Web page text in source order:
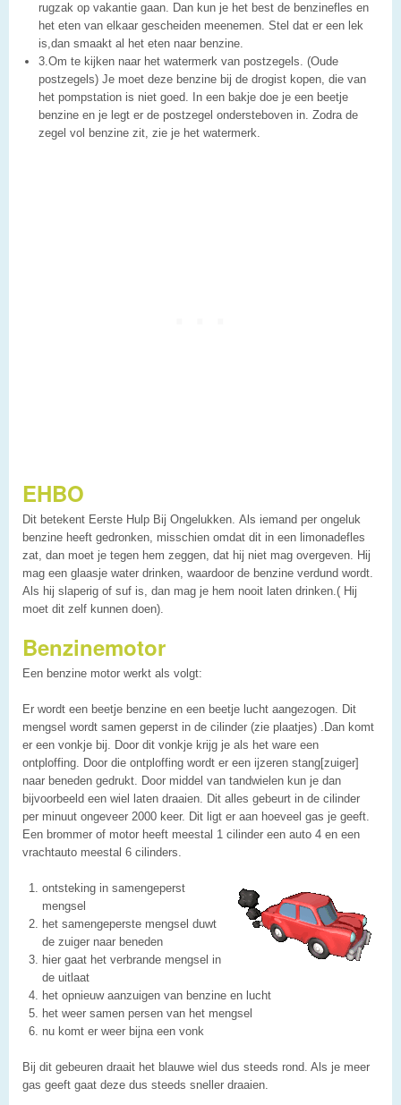
rugzak op vakantie gaan. Dan kun je het best de benzinefles en
het eten van elkaar gescheiden meenemen. Stel dat er een lek
is,dan smaakt al het eten naar benzine.
3.Om te kijken naar het watermerk van postzegels. (Oude
postzegels) Je moet deze benzine bij de drogist kopen, die van
het pompstation is niet goed. In een bakje doe je een beetje
benzine en je legt er de postzegel ondersteboven in. Zodra de
zegel vol benzine zit, zie je het watermerk.
EHBO
Dit betekent Eerste Hulp Bij Ongelukken. Als iemand per ongeluk
benzine heeft gedronken, misschien omdat dit in een limonadefles
zat, dan moet je tegen hem zeggen, dat hij niet mag overgeven. Hij
mag een glaasje water drinken, waardoor de benzine verdund wordt.
Als hij slaperig of suf is, dan mag je hem nooit laten drinken.( Hij
moet dit zelf kunnen doen).
Benzinemotor
Een benzine motor werkt als volgt:
Er wordt een beetje benzine en een beetje lucht aangezogen. Dit
mengsel wordt samen geperst in de cilinder (zie plaatjes) .Dan komt
er een vonkje bij. Door dit vonkje krijg je als het ware een
ontploffing. Door die ontploffing wordt er een ijzeren stang[zuiger]
naar beneden gedrukt. Door middel van tandwielen kun je dan
bijvoorbeeld een wiel laten draaien. Dit alles gebeurt in de cilinder
per minuut ongeveer 2000 keer. Dit ligt er aan hoeveel gas je geeft.
Een brommer of motor heeft meestal 1 cilinder een auto 4 en een
vrachtauto meestal 6 cilinders.
ontsteking in samengeperst
mengsel
het samengeperste mengsel duwt
de zuiger naar beneden
hier gaat het verbrande mengsel in
de uitlaat
het opnieuw aanzuigen van benzine en lucht
het weer samen persen van het mengsel
nu komt er weer bijna een vonk
Bij dit gebeuren draait het blauwe wiel dus steeds rond. Als je meer
gas geeft gaat deze dus steeds sneller draaien.